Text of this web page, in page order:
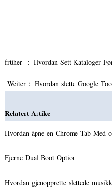
früher ： Hvordan Sett Kataloger
Weiter： Hvordan slette Google
Relatert Artike
Hvordan åpne en Chrome Tab Med
Fjerne Dual Boot Option
Hvordan gjenopprette slettede